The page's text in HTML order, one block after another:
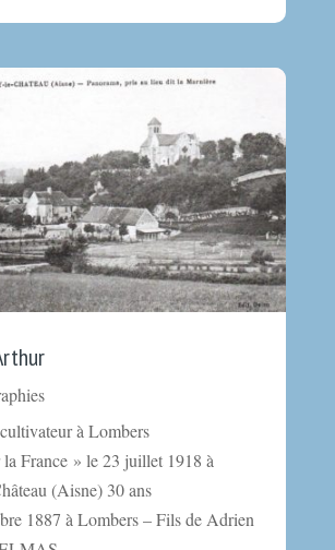
à Lombers
France » le 23 juillet 1918 à
(Aisne) 30 ans
1887 à Lombers – Fils de Adrien